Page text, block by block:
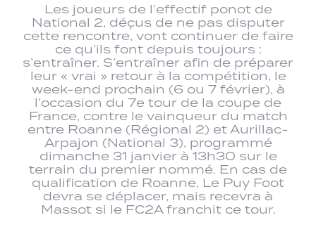
Les joueurs de l’effectif ponot de
National 2, déçus de ne pas disputer
cette rencontre, vont continuer de faire
ce qu’ils font depuis toujours :
s’entraîner. S’entraîner afin de préparer
leur « vrai » retour à la compétition, le
week-end prochain (6 ou 7 février), à
l’occasion du 7e tour de la coupe de
France, contre le vainqueur du match
entre Roanne (Régional 2) et Aurillac-
Arpajon (National 3), programmé
dimanche 31 janvier à 13h30 sur le
terrain du premier nommé. En cas de
qualification de Roanne, Le Puy Foot
devra se déplacer, mais recevra à
Massot si le FC2A franchit ce tour.